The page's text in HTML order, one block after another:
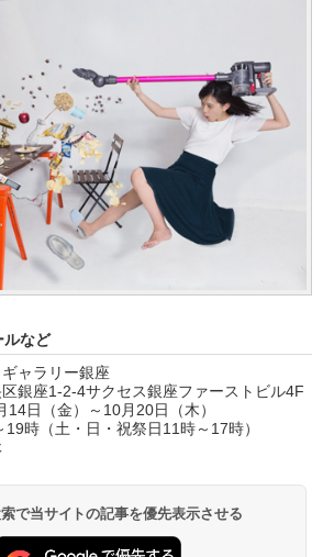
ルなど
ャラリー銀座
区銀座1-2-4サクセス銀座ファーストビル4F
14日（金）～10月20日（木）
19時（土・日・祝祭日11時～17時）
で当サイトの記事を優先表示させる